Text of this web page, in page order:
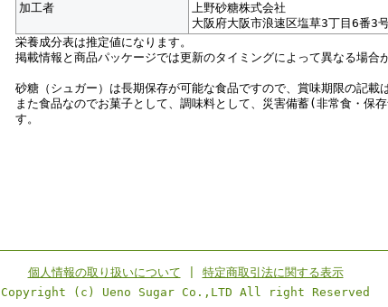
加工者
上野砂糖株式会社
大阪府大阪市浪速区塩草3丁目6番3
栄養成分表は推定値になります。
掲載情報と商品パッケージでは更新のタイミングによって異なる場合
砂糖（シュガー）は長期保存が可能な食品ですので、賞味期限の記載
また食品なのでお菓子として、調味料として、災害備蓄(非常食・保
す。
個人情報の取り扱いについて
特定商取引法に関する表示
Copyright (c) Ueno Sugar Co.,LTD All right Reserved